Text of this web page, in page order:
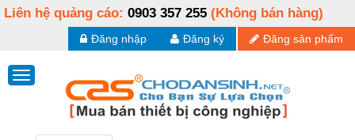
Liên hệ quảng cáo: 0903 357 255 (Không bán hàng)
Đăng sản phẩm
Đăng ký
Đăng nhập